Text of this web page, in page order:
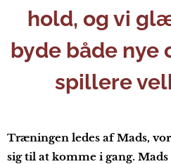
hold, og vi
byde både nye
spillere
Træningen ledes af Mads,
sig til at komme i gang.